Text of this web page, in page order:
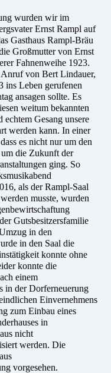
wurden wir im
Ernst Rampl auf
Gasthaus Rampl-Bräu
Großmutter von Ernst
Fahnenweihe 1923.
von Bert Lindauer,
ins Leben gerufenen
ansagen sollte. Es
weitum bekannten
Gesang unsere
werden kann. In einer
es nicht nur um den
die Zukunft der
ging. So
als der Rampl-Saal
musste, wurden
Gutsbesitzersfamilie
in den
in den Saal die
konnte ohne
konnte die
einem
in der Dorferneuerung
Einvernehmens
zum Einbau eines
in
nicht
werden. Die
vorgesehen.